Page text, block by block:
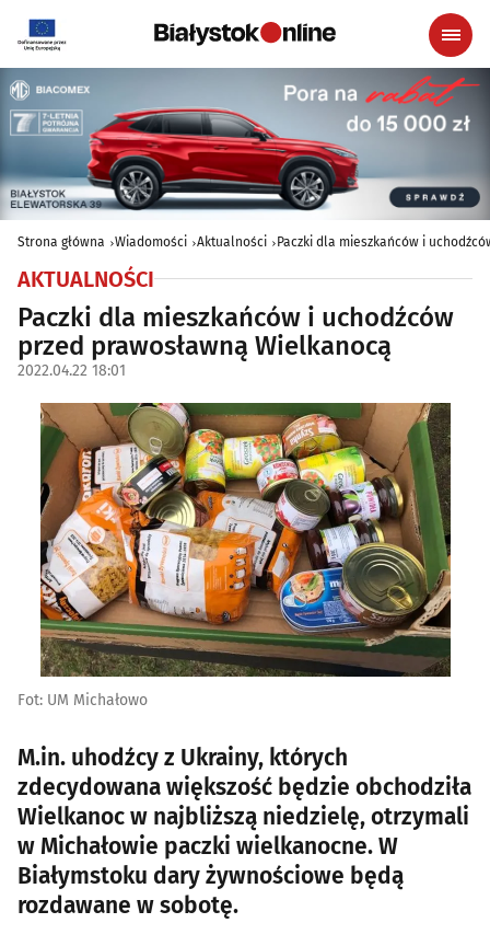
Strona główna Wiadomości Aktualności Paczki dla mieszkańców i
AKTUALNOŚCI
Paczki dla mieszkańców i uchodźców
przed prawosławną Wielkanocą
2022.04.22 18:01
Fot: UM Michałowo
M.in. uhodźcy z Ukrainy, których
zdecydowana większość będzie obchodziła
Wielkanoc w najbliższą niedzielę, otrzymali
w Michałowie paczki wielkanocne. W
Białymstoku dary żywnościowe będą
rozdawane w sobotę.